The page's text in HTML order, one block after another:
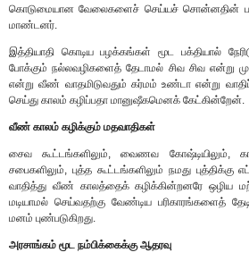
கொடுமையான வேலைகளைச் செய்யச் சொன்னதின்
மாண்டனர்.
இத்தியாதி கொடிய பழக்கங்கள் மூட பக்தியால்
போக்கும் நல்லவழிகளைத் தேடாமல் சிவ சிவ என்று
என்று வீண் வாதமிடுவதும் கர்மம் உண்டா என்று
செய்து காலம் கழிப்பதா மானுஷீகமெனக் கேட்கின்றேன்.
வீண் காலம் கழிக்கும் மதவாதிகள்
சைவ கூட்டங்களிலும், வைணவ கோஷ்டியிலும்,
சபைகளிலும், புத்த கூட்டங்களிலும் நமது புத்திக்கு
வாதித்து வீண் காலத்தைக் கழிக்கின்றனரே ஒழிய
மடியாமல் செய்வதற்கு வேண்டிய பரிகாரங்களைத்
மனம் புண்படுகிறது.
அரசாங்கம் மூட நம்பிக்கைக்கு ஆதரவு